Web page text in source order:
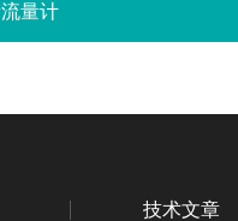
量计
技术文章